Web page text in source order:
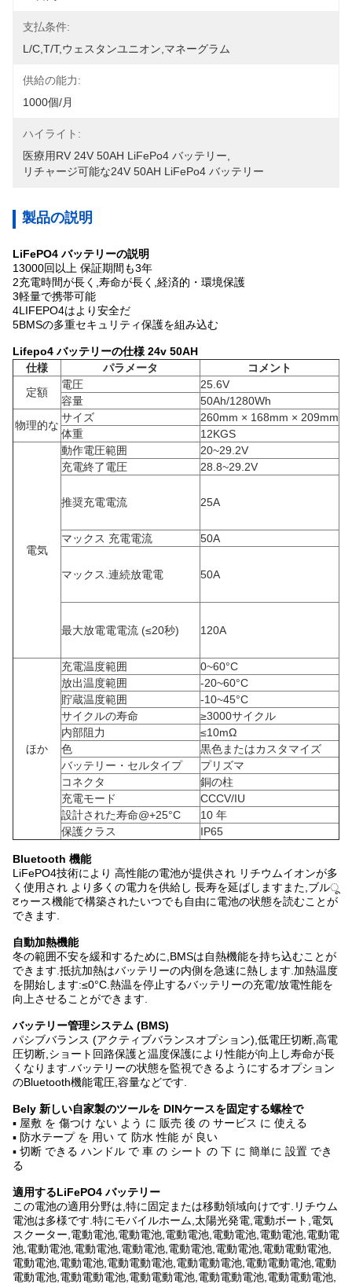
支払条件:
L/C,T/T,ウェスタンユニオン,マネーグラム
供給の能力:
1000個/月
ハイライト:
医療用RV 24V 50AH LiFePo4 バッテリー
リチャージ可能な24V 50AH LiFePo4 バッテリー
製品の説明
LiFePO4 バッテリーの説明
13000回以上 保証期間も3年
2充電時間が長く,寿命が長く,経済的・環境保護
3軽量で携帯可能
4LIFEPO4はより安全だ
5BMSの多重セキュリティ保護を組み込む
Lifepo4 バッテリーの仕様 24v 50AH
仕様
パラメータ
コメント
定額
電圧
25.6V
容量
50Ah/1280Wh
物理的な
サイズ
260mm × 168mm × 209mm
体重
12KGS
電気
動作電圧範囲
20~29.2V
充電終了電圧
28.8~29.2V
推奨充電電流 25A
マックス 充電電流 50A
マックス.連続放電電 50A
最大放電電電流 (≤20秒) 120A
ほか
充電温度範囲
0~60°C
放出温度範囲
-20~60°C
貯蔵温度範囲
-10~45°C
サイクルの寿命
≥3000サイクル
内部阻力
≤10mΩ
色
黒色またはカスタマイズ
バッテリー・セルタイプ
プリズマ
コネクタ
銅の柱
充電モード
CCCV/IU
設計された寿命@+25°C
10 年
保護クラス
IP65
Bluetooth 機能
LiFePO4技術により 高性能の電池が提供され リチウムイオンが多
く使用され より多くの電力を供給し 長寿を延ばしますまた,ブルू
टゥース機能で構築されたいつでも自由に電池の状態を読むことが
できます.
自動加熱機能
冬の範囲不安を緩和するために,BMSは自熱機能を持ち込むことが
できます.抵抗加熱はバッテリーの内側を急速に熱します.加熱温度
を開始します:≤0°C.熱温を停止するバッテリーの充電/放電性能を
向上させることができます.
バッテリー管理システム (BMS)
パシブバランス (アクティブバランスオプション),低電圧切断,高電
圧切断,ショート回路保護と温度保護により性能が向上し寿命が長
くなります.バッテリーの状態を監視できるようにするオプション
のBluetooth機能電圧,容量などです.
Bely 新しい自家製のツールを DINケースを固定する螺栓で
▪ 屋敷 を 傷つけ ない よう に 販売 後 の サービス に 使える
▪ 防水テープ を 用い て 防水 性能 が 良い
▪ 切断 できる ハンドル で 車 の シート の 下 に 簡単に 設置 でき
る
適用するLiFePO4 バッテリー
この電池の適用分野は,特に固定または移動領域向けです.リチウム
電池は多様です.特にモバイルホーム,太陽光発電,電動ボート,電気
スクーター,電動電池,電動電池,電動電池,電動電池,電動電池,電動電
池,電動電池,電動電池,電動電池,電動電池,電動電池,電動電動電池,
電動電池,電動電池,電動電動電池,電動電動電池,電動電動電池,電動
電動電池,電動電動電池,電動電動電池,電動電動電池,電動電動電池,